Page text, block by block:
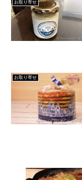
お取り寄せ
お取り寄せ